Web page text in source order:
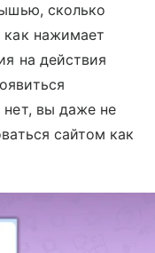
сколько
как нажимает
на действия
нет, вы даже не
сайтом как